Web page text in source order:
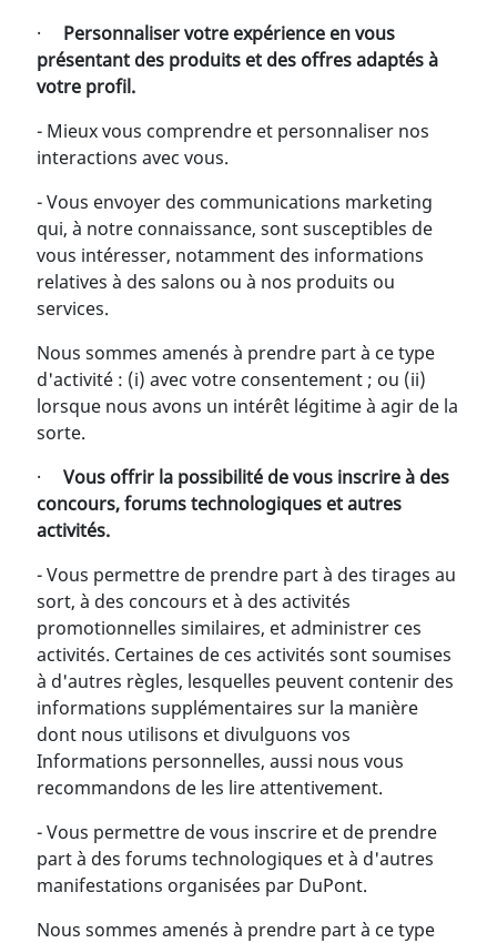
· Personnaliser votre expérience en vous
présentant des produits et des offres adaptés à
votre profil.
- Mieux vous comprendre et personnaliser nos
interactions avec vous.
- Vous envoyer des communications marketing
qui, à notre connaissance, sont susceptibles de
vous intéresser, notamment des informations
relatives à des salons ou à nos produits ou
services.
Nous sommes amenés à prendre part à ce type
d'activité : (i) avec votre consentement ; ou (ii)
lorsque nous avons un intérêt légitime à agir de la
sorte.
· Vous offrir la possibilité de vous inscrire à des
concours, forums technologiques et autres
activités.
- Vous permettre de prendre part à des tirages au
sort, à des concours et à des activités
promotionnelles similaires, et administrer ces
activités. Certaines de ces activités sont soumises
à d'autres règles, lesquelles peuvent contenir des
informations supplémentaires sur la manière
dont nous utilisons et divulguons vos
Informations personnelles, aussi nous vous
recommandons de les lire attentivement.
- Vous permettre de vous inscrire et de prendre
part à des forums technologiques et à d'autres
manifestations organisées par DuPont.
Nous sommes amenés à prendre part à ce type